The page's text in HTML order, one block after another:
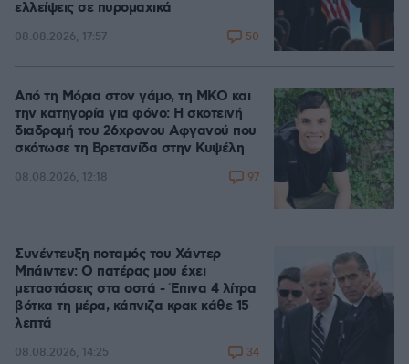
ελλείψεις σε πυρομαχικά
08.08.2026, 17:57 50
Από τη Μόρια στον γάμο, τη ΜΚΟ και
την κατηγορία για φόνο: Η σκοτεινή
διαδρομή του 26χρονου Αφγανού που
σκότωσε τη Βρετανίδα στην Κυψέλη
08.08.2026, 12:18 97
Συνέντευξη ποταμός του Χάντερ
Μπάιντεν: Ο πατέρας μου έχει
μεταστάσεις στα οστά - Έπινα 4 λίτρα
βότκα τη μέρα, κάπνιζα κρακ κάθε 15
λεπτά
08.08.2026, 14:25 34